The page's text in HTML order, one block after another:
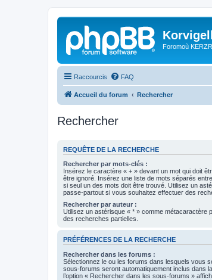
Foromoù
Raccourcis FAQ
Accueil du forum Rechercher
Rechercher
REQUÊTE DE LA RECHERCHE
Rechercher par mots-clés :
Insérez le caractère « + » devant un mot qui doit
être ignoré. Insérez une liste de mots séparés
si seul un des mots doit être trouvé. Utilisez un
passe-partout si vous souhaitez effectuer des
Rechercher par auteur :
Utilisez un astérisque « * » comme métacaractère
des recherches partielles.
PRÉFÉRENCES DE LA RECHERCHE
Rechercher dans les forums :
Sélectionnez le ou les forums dans lesquels vous
sous-forums seront automatiquement inclus dans
l’option « Rechercher dans les sous-forums »